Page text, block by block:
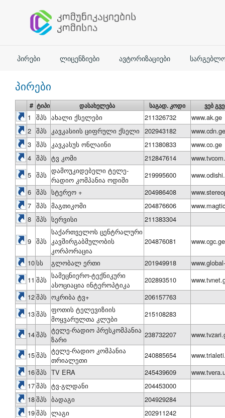
ᲞᲘᲠᲔᲑᲘ ᲚᲘᲪᲔᲜᲖᲘᲔᲑᲘ ᲐᲕᲢᲝᲠᲘᲖᲐᲪᲘᲔᲑᲘ
პირები
# ტიპი დასახელება საგად. კოდი ვებ
1 შპს ახალი ქსელები 211326732
www.ak.ge
2 შპს კავკასიის ციფრული ქსელი 202943182
www.cdn.ge
3 შპს კავკასუს ონლაინი 211380833
www.co.ge
4 შპს ტვ კომი 212847614
5 შპს დამოუკიდებელი ტელე-
რადიო კომპანია ოდიში
219995600
6 შპს სტერეო + 204986408
7 შპს მაგთიკომი 204876606
8 შპს სერვისი 211383304
9 შპს
საქართველოს ცენტრალური
კავშირგაბმულობის
კორპორაცია
204876081 www.cgc.ge
10სს გლობალ ერთი 201949918
11 შპს სამეცნიერო-ტექნიკური
ასოციაცია ინტეროპტიკა
202893510
12შპს ოკრიბა ტვ+
206157763
13შპს ფოთის ტელევიზიის
მოყვარულთა კლუბი
215108283
14შპს ტელე-რადიო პრესკომპანია
ზარი
238732207
15შპს ტელე-რადიო კომპანია
თრიალეთი
240885654
16შპს TV ERA 245439609
17შპს ტვ-გლდანი
204453000
18შპს ბადაგი
204929284
19შპს ლაგი
202911242